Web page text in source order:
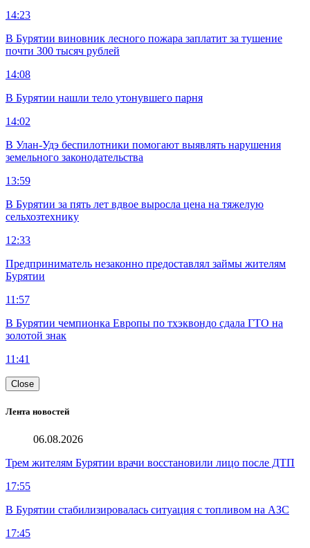
14:23
В Бурятии виновник лесного пожара заплатит за тушение
почти 300 тысяч рублей
14:08
В Бурятии нашли тело утонувшего парня
14:02
В Улан-Удэ беспилотники помогают выявлять нарушения
земельного законодательства
13:59
В Бурятии за пять лет вдвое выросла цена на тяжелую
сельхозтехнику
12:33
Предприниматель незаконно предоставлял займы жителям
Бурятии
11:57
В Бурятии чемпионка Европы по тхэквондо сдала ГТО на
золотой знак
11:41
Close
Лента новостей
06.08.2026
Трем жителям Бурятии врачи восстановили лицо после ДТП
17:55
В Бурятии стабилизировалась ситуация с топливом на АЗС
17:45